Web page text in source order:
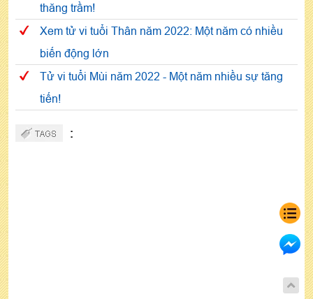
thăng trầm!
Xem tử vi tuổi Thân năm 2022: Một năm có nhiều
biến động lớn
Tử vi tuổi Mùi năm 2022 - Một năm nhiều sự tăng
tiến!
: